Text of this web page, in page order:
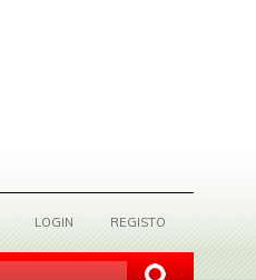
LOGIN REGISTO